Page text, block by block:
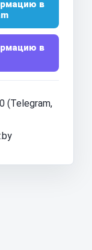
в
в
(Telegram,